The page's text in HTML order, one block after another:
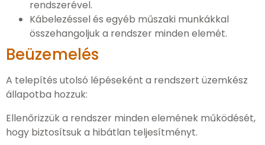
rendszerével.
Kábelezéssel és egyéb műszaki munkákkal
összehangoljuk a rendszer minden elemét.
Beüzemelés
A telepítés utolsó lépéseként a rendszert üzemkész
állapotba hozzuk:
Ellenőrizzük a rendszer minden elemének működését,
hogy biztosítsuk a hibátlan teljesítményt.